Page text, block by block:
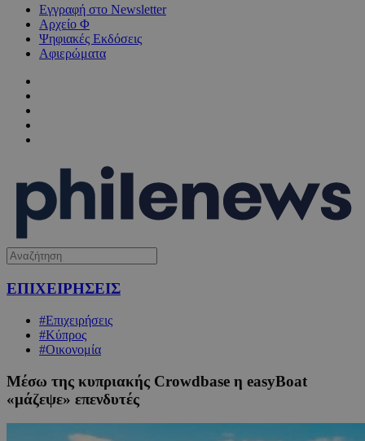
Εγγραφή στο Newsletter
Αρχείο Φ
Ψηφιακές Εκδόσεις
Αφιερώματα
ΕΠΙΧΕΙΡΗΣΕΙΣ
#Επιχειρήσεις
#Κύπρος
#Οικονομία
Μέσω της κυπριακής Crowdbase η easyBoat
«μάζεψε» επενδυτές